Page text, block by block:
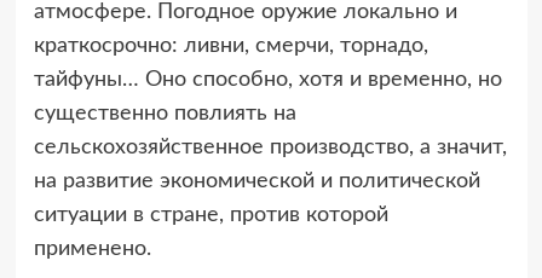
атмосфере. Погодное оружие локально и
краткосрочно: ливни, смерчи, торнадо,
тайфуны… Оно способно, хотя и временно, но
существенно повлиять на
сельскохозяйственное производство, а значит,
на развитие экономической и политической
ситуации в стране, против которой
применено.